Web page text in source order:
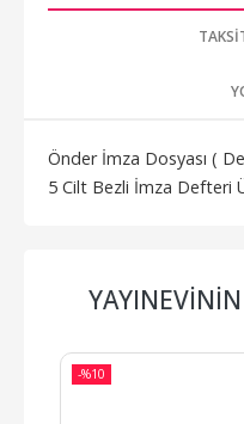
Önder İmza Dosyası (
5 Cilt Bezli İmza Defteri
-%10